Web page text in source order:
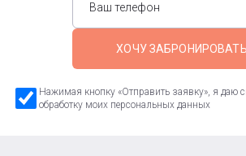
ХОЧУ ЗАБРОНИРОВАТЬ
Нажимая кнопку «Отправить заявку», я даю
обработку моих персональных данных